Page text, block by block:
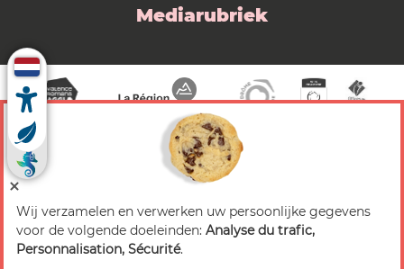
Mediarubriek
© 2026 Valence Romans Tourisme — Alle rechten
voorbehouden
Wij verzamelen en verwerken uw persoonlijke gegevens
voor de volgende doeleinden: Analyse du trafic,
Personnalisation, Sécurité.